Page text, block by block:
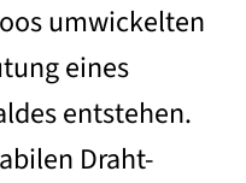
umwickelten
eines
entstehen.
Draht-